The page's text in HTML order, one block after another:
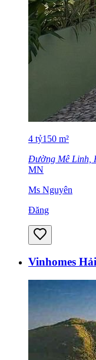
4 tỷ150 m²
Đường Mê Linh,
MN
Ms Nguyên
Đăng
Vinhomes